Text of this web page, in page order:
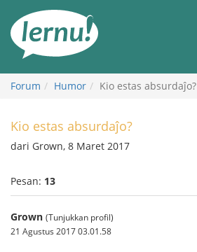
daftar
Forum Humor Kio estas absurdaĵo?
Kio estas absurdaĵo?
dari Grown, 8 Maret 2017
Pesan: 13
Grown (Tunjukkan profil)
21 Agustus 2017 03.01.58